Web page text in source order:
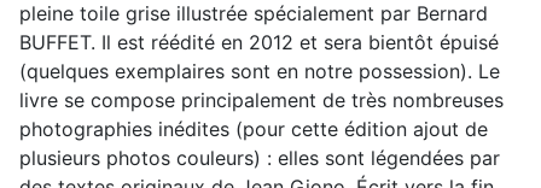
pleine toile grise illustrée spécialement par Bernard
BUFFET. Il est réédité en 2012 et sera bientôt épuisé
(quelques exemplaires sont en notre possession). Le
livre se compose principalement de très nombreuses
photographies inédites (pour cette édition ajout de
plusieurs photos couleurs) : elles sont légendées par